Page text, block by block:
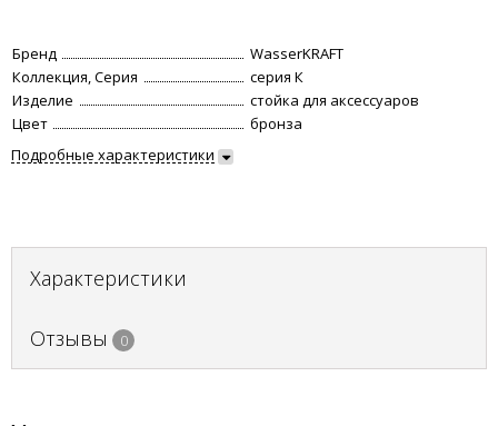
Бренд
WasserKRAFT
Коллекция, Серия
серия К
Изделие
стойка для аксессуаров
Цвет
бронза
Подробные характеристики
Характеристики
Отзывы 0